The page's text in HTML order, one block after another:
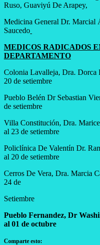
Ruso, Guaviyú De Arapey,
Medicina General Dr. Marcial
Saucedo
MEDICOS RADICADOS
DEPARTAMENTO
Colonia Lavalleja, Dra. Dorca
20 de setiembre
Pueblo Belén Dr Sebastian
de setiembre
Villa Constitución, Dra.
al 23 de setiembre
Policlínica De Valentín Dr.
al 20 de setiembre
Cerros De Vera, Dra. Marcia
24 de
Setiembre
Pueblo Fernandez, Dr
al 01 de octubre
Comparte esto: